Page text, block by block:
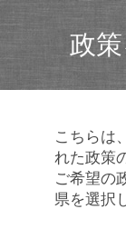
政
こちらは
れた政策
ご希望の
県を選択